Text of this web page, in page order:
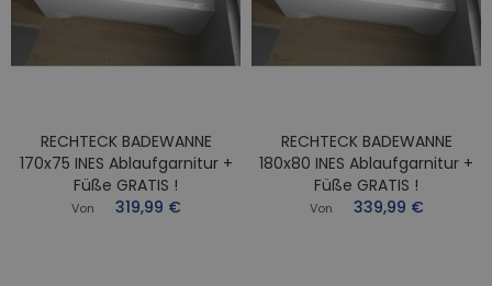
RECHTECK BADEWANNE
170x75 INES Ablaufgarnitur +
Füße GRATIS !
Von 319,99 €
RECHTECK BADEWANNE
180x80 INES Ablaufgarnitur +
Füße GRATIS !
Von 339,99 €